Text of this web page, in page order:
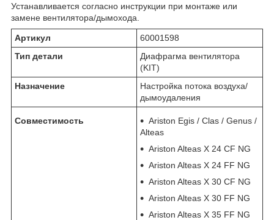
Устанавливается согласно инструкции при монтаже или
замене вентилятора/дымохода.
Артикул
60001598
Тип детали
Диафрагма вентилятора
(KIT)
Назначение
Настройка потока воздуха/
дымоудаления
Совместимость
Ariston Egis / Clas / Genus /
Alteas
Ariston Alteas X 24 CF NG
Ariston Alteas X 24 FF NG
Ariston Alteas X 30 CF NG
Ariston Alteas X 30 FF NG
Ariston Alteas X 35 FF NG